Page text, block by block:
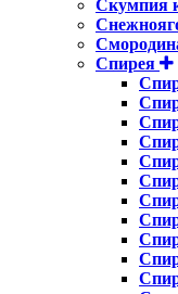
Скумпия
Спирея